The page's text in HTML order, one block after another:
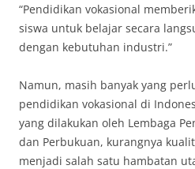
“Pendidikan vokasional
siswa untuk belajar secara
dengan kebutuhan industri.”
Namun, masih banyak yang
pendidikan vokasional di
yang dilakukan oleh Lembaga
dan Perbukuan, kurangnya
menjadi salah satu hambatan